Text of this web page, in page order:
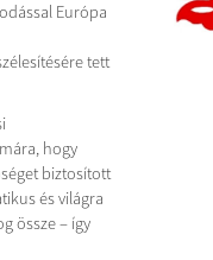
Európa
tett
hogy
biztosított
és világra
össze – így